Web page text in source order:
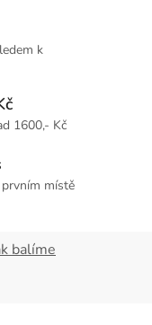
k
1600,- Kč
místě
balíme